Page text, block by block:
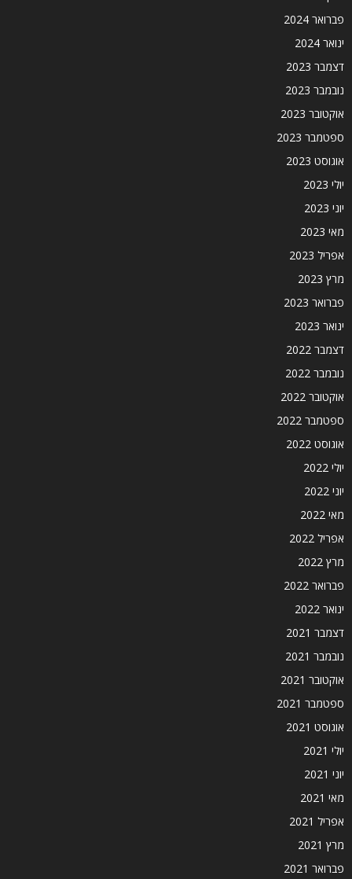
פברואר 2024
ינואר 2024
דצמבר 2023
נובמבר 2023
אוקטובר 2023
ספטמבר 2023
אוגוסט 2023
יולי 2023
יוני 2023
מאי 2023
אפריל 2023
מרץ 2023
פברואר 2023
ינואר 2023
דצמבר 2022
נובמבר 2022
אוקטובר 2022
ספטמבר 2022
אוגוסט 2022
יולי 2022
יוני 2022
מאי 2022
אפריל 2022
מרץ 2022
פברואר 2022
ינואר 2022
דצמבר 2021
נובמבר 2021
אוקטובר 2021
ספטמבר 2021
אוגוסט 2021
יולי 2021
יוני 2021
מאי 2021
אפריל 2021
מרץ 2021
פברואר 2021